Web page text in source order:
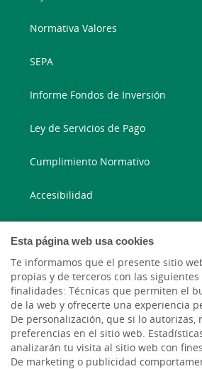
Esta página web usa cookies
Te informamos que el presente sitio
propias y de terceros con las siguientes
finalidades: Técnicas que permiten el
de la web y ofrecerte una experiencia
De personalización, que si lo autorizas,
preferencias en el sitio web.
analizarán tu visita al sitio web con
De marketing o publicidad
Normativa Valores
SEPA
Informe Fondos de Inversión
Ley de Servicios de Pago
Cumplimiento Normativo
Accesibilidad
Blog ruralvía
Blog Joven In
Facebook
LinkedIn